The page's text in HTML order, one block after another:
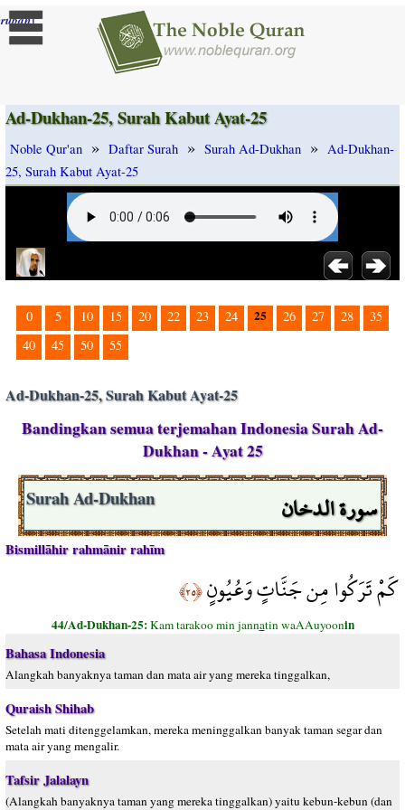
]
Ad-Dukhan-25, Surah Kabut Ayat-25
Noble Qur'an » Daftar Surah » Surah Ad-Dukhan » Ad-Dukhan-
25, Surah Kabut Ayat-25
0 5 10 15 20 22 23 24 25 26 27 28
35
40
45 50 55
Ad-Dukhan-25, Surah Kabut Ayat-25
Bandingkan semua terjemahan Indonesia Surah Ad-
Dukhan - Ayat 25
سورة الدخان Surah Ad-Dukhan
Bismillāhir rahmānir rahīm
كَمْ تَرَكُوا مِن جَنَّاتٍ وَعُيُونٍ﴿٢٥﴾
44/Ad-Dukhan-25:Kam tarakoo min jannatin waAAuyoonin
Bahasa Indonesia
Alangkah banyaknya taman dan mata air yang mereka tinggalkan,
Quraish Shihab
Setelah mati ditenggelamkan, mereka meninggalkan banyak taman segar dan
mata air yang mengalir.
Tafsir Jalalayn
(Alangkah banyaknya taman yang mereka tinggalkan) yaitu kebun-kebun (dan